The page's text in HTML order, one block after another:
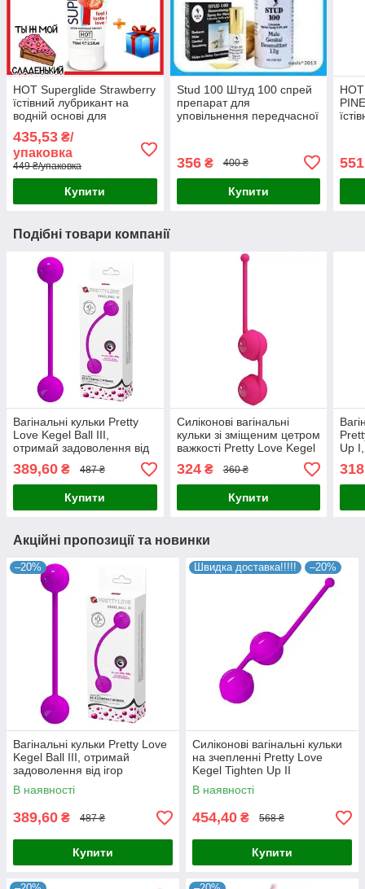
HOT Superglide Strawberry
їстівний лубрикант на
водній основі для
сексу 75 мл Австрія
435,53 ₴/
упаковка
449 ₴/упаковка
Купити
Stud 100 Штуд 100 спрей
препарат для
уповільнення передчасної
356₴ 400 ₴
Купити
Подібні товари компанії
Вагінальні кульки Pretty
Love Kegel Ball III,
отримай задоволення від
ігор
389,60 ₴ 487 ₴
Купити
Силіконові вагінальні
кульки зі зміщеним цетром
важкості Pretty Love Kegel
Tighten Up III, Pink
324₴ 360 ₴
Купити
Up
Акційні пропозиції та новинки
–20%
Вагінальні кульки Pretty Love
Kegel Ball III, отримай
задоволення від ігор
В наявності
389,60 ₴ 487 ₴
Купити
Швидка доставка!!!!! –20%
Силіконові вагінальні кульки
на зчепленні Pretty Love
Kegel Tighten Up II
В наявності
454,40 ₴ 568 ₴
Купити